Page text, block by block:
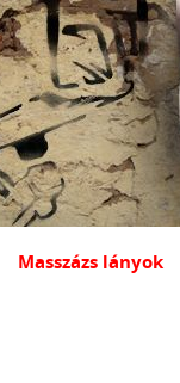
Masszázs lányok